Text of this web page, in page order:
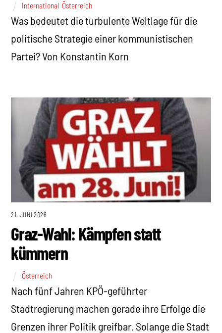
International Österreich
Was bedeutet die turbulente Weltlage für die
politische Strategie einer kommunistischen
Partei? Von Konstantin Korn
21. JUNI 2026
Graz-Wahl: Kämpfen statt
kümmern
Österreich
Nach fünf Jahren KPÖ-geführter
Stadtregierung machen gerade ihre Erfolge die
Grenzen ihrer Politik greifbar. Solange die Stadt